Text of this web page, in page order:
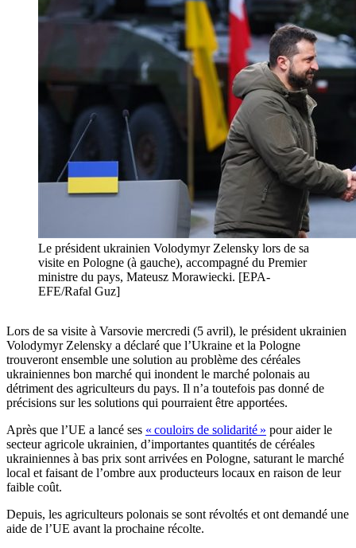
Le président ukrainien Volodymyr Zelensky lors de sa
visite en Pologne (à gauche), accompagné du Premier
ministre du pays, Mateusz Morawiecki. [EPA-
EFE/Rafal Guz]
Lors de sa visite à Varsovie mercredi (5 avril), le président ukrainien
Volodymyr Zelensky a déclaré que l’Ukraine et la Pologne
trouveront ensemble une solution au problème des céréales
ukrainiennes bon marché qui inondent le marché polonais au
détriment des agriculteurs du pays. Il n’a toutefois pas donné de
précisions sur les solutions qui pourraient être apportées.
Après que l’UE a lancé ses « couloirs de solidarité » pour aider le
secteur agricole ukrainien, d’importantes quantités de céréales
ukrainiennes à bas prix sont arrivées en Pologne, saturant le marché
local et faisant de l’ombre aux producteurs locaux en raison de leur
faible coût.
Depuis, les agriculteurs polonais se sont révoltés et ont demandé une
aide de l’UE avant la prochaine récolte.